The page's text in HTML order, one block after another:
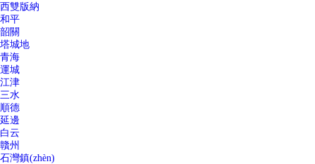
西雙版納
和平
韶關
塔城地
青海
運城
江津
三水
順德
延邊
白云
贛州
石灣鎮(zhèn)